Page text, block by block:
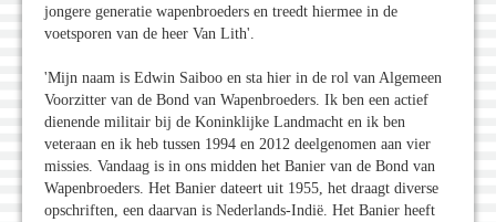
jongere generatie wapenbroeders en treedt hiermee in de
voetsporen van de heer Van Lith'.
'Mijn naam is Edwin Saiboo en sta hier in de rol van Algemeen
Voorzitter van de Bond van Wapenbroeders. Ik ben een actief
dienende militair bij de Koninklijke Landmacht en ik ben
veteraan en ik heb tussen 1994 en 2012 deelgenomen aan vier
missies. Vandaag is in ons midden het Banier van de Bond van
Wapenbroeders. Het Banier dateert uit 1955, het draagt diverse
opschriften, een daarvan is Nederlands-Indië. Het Banier heeft